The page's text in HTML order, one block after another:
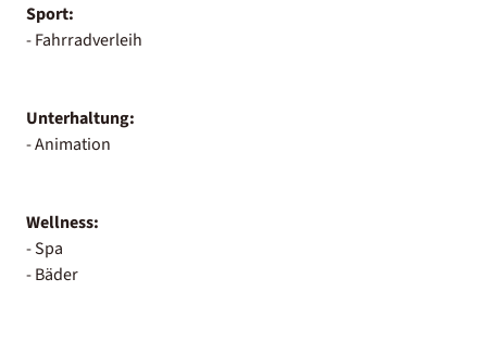
Sport:
- Fahrradverleih
Unterhaltung:
- Animation
Wellness:
- Spa
- Bäder